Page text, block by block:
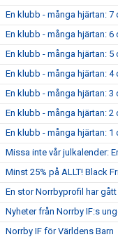
En klubb - många hjärtan: 7
En klubb - många hjärtan: 6
En klubb - många hjärtan: 5
En klubb - många hjärtan: 4
En klubb - många hjärtan: 3
En klubb - många hjärtan: 2
En klubb - många hjärtan: 1
Missa inte vår julkalender:
Minst 25% på ALLT! Black
En stor Norrbyprofil har gått
Nyheter från Norrby IF:s
Norrby IF för Världens Barn